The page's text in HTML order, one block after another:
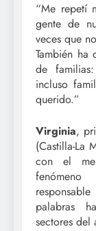
“Me repetí
gente de
veces que
También ha
de
incluso
querido.”
Virginia,
(Castilla-La
con el
palabras
sectores del